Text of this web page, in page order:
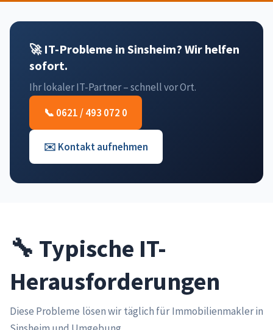
🚀 IT-Probleme in Sinsheim? Wir helfen
sofort.
Ihr lokaler IT-Partner – schnell vor Ort.
📞 0621 / 493 072 0
✉️ Kontakt aufnehmen
🔧 Typische IT-
Herausforderungen
Diese Probleme lösen wir täglich für Immobilienmakler in